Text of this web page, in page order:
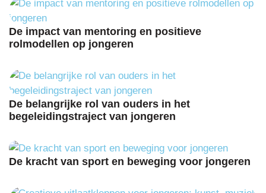
De impact van mentoring en positieve
rolmodellen op jongeren
De belangrijke rol van ouders in het
begeleidingstraject van jongeren
De kracht van sport en beweging voor jongeren